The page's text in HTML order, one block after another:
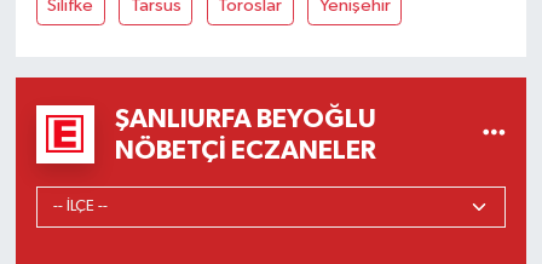
Silifke Tarsus Toroslar Yenişehir
ŞANLIURFA BEYOĞLU
NÖBETÇI ECZANELER